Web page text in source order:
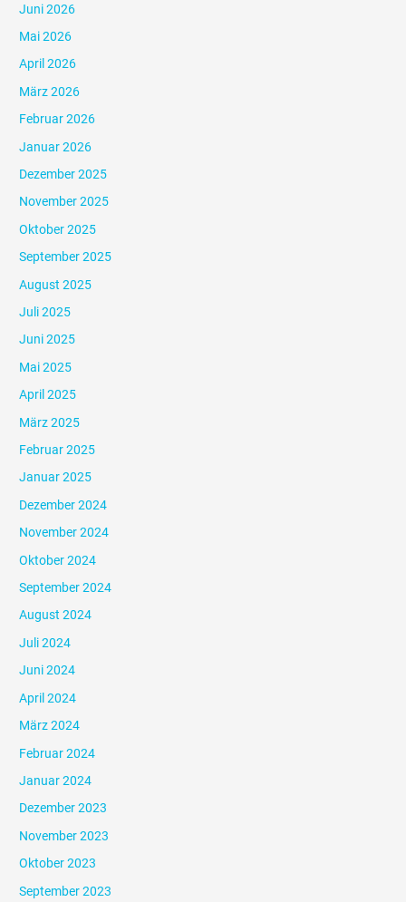
Juni 2026
Mai 2026
April 2026
März 2026
Februar 2026
Januar 2026
Dezember 2025
November 2025
Oktober 2025
September 2025
August 2025
Juli 2025
Juni 2025
Mai 2025
April 2025
März 2025
Februar 2025
Januar 2025
Dezember 2024
November 2024
Oktober 2024
September 2024
August 2024
Juli 2024
Juni 2024
April 2024
März 2024
Februar 2024
Januar 2024
Dezember 2023
November 2023
Oktober 2023
September 2023